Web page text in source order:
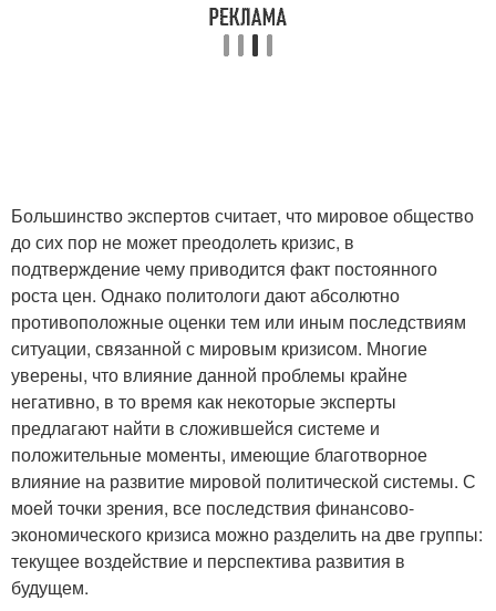
Большинство экспертов считает, что мировое общество
до сих пор не может преодолеть кризис, в
подтверждение чему приводится факт постоянного
роста цен. Однако политологи дают абсолютно
противоположные оценки тем или иным последствиям
ситуации, связанной с мировым кризисом. Многие
уверены, что влияние данной проблемы крайне
негативно, в то время как некоторые эксперты
предлагают найти в сложившейся системе и
положительные моменты, имеющие благотворное
влияние на развитие мировой политической системы. С
моей точки зрения, все последствия финансово-
экономического кризиса можно разделить на две группы:
текущее воздействие и перспектива развития в
будущем.